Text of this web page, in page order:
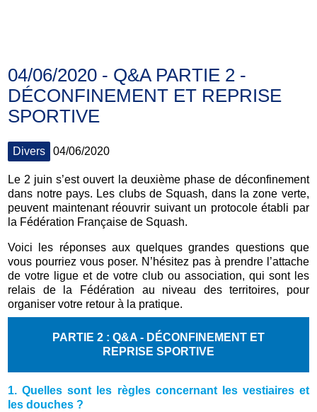
04/06/2020 - Q&A PARTIE 2 -
DÉCONFINEMENT ET REPRISE
SPORTIVE
Divers 04/06/2020
Le 2 juin s’est ouvert la deuxième phase de déconfinement
dans notre pays. Les clubs de Squash, dans la zone verte,
peuvent maintenant réouvrir suivant un protocole établi par
la Fédération Française de Squash.
Voici les réponses aux quelques grandes questions que
vous pourriez vous poser. N’hésitez pas à prendre l’attache
de votre ligue et de votre club ou association, qui sont les
relais de la Fédération au niveau des territoires, pour
organiser votre retour à la pratique.
PARTIE 2 : Q&A - DÉCONFINEMENT ET
REPRISE SPORTIVE
1. Quelles sont les règles concernant les vestiaires et
les douches ?